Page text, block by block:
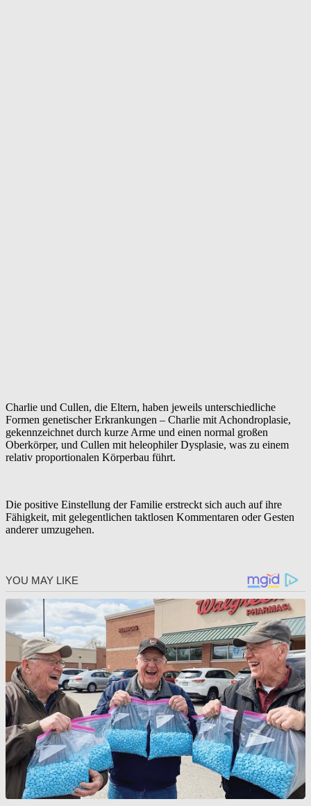
Charlie und Cullen, die Eltern, haben jeweils unterschiedliche
Formen genetischer Erkrankungen – Charlie mit Achondroplasie,
gekennzeichnet durch kurze Arme und einen normal großen
Oberkörper, und Cullen mit heleophiler Dysplasie, was zu einem
relativ proportionalen Körperbau führt.
Die positive Einstellung der Familie erstreckt sich auch auf ihre
Fähigkeit, mit gelegentlichen taktlosen Kommentaren oder Gesten
anderer umzugehen.